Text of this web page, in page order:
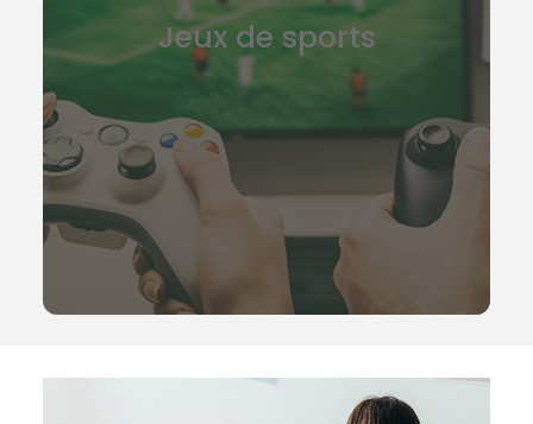
Jeux de sports